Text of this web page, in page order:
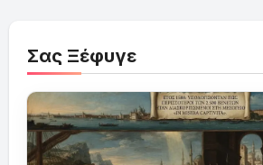
Σας Ξέφυγε